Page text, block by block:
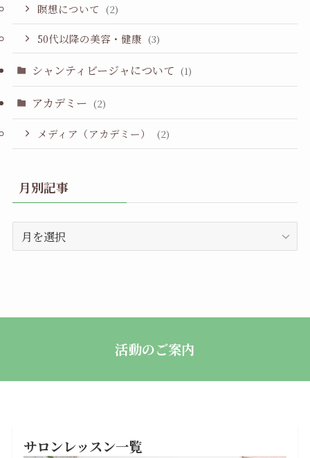
瞑想について (2)
50代以降の美容・健康 (3)
シャンティビージャについて (1)
アカデミー (2)
メディア（アカデミー） (2)
月別記事
別
活動のご案内
サロンレッスン一覧